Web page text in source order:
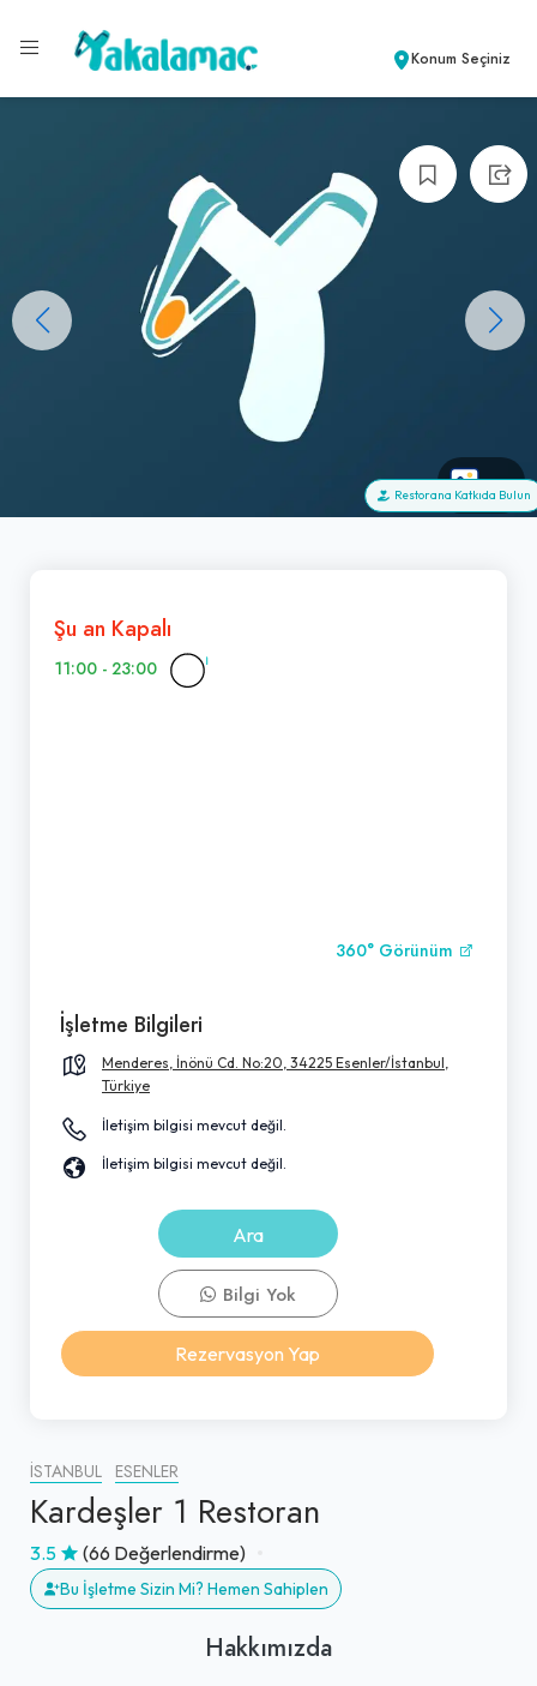
Konum Seçiniz
+0
Restorana Katkıda Bulun
İSTANBUL ESENLER
Kardeşler 1 Restoran
3.5 (66 Değerlendirme)
Bu İşletme Sizin Mi? Hemen Sahiplen
Hakkımızda
Şu an Kapalı
11:00 - 23:00
360° Görünüm
İşletme Bilgileri
Menderes, İnönü Cd. No:20, 34225 Esenler/İstanbul,
Türkiye
İletişim bilgisi mevcut değil.
İletişim bilgisi mevcut değil.
Ara
Bilgi Yok
Rezervasyon Yap